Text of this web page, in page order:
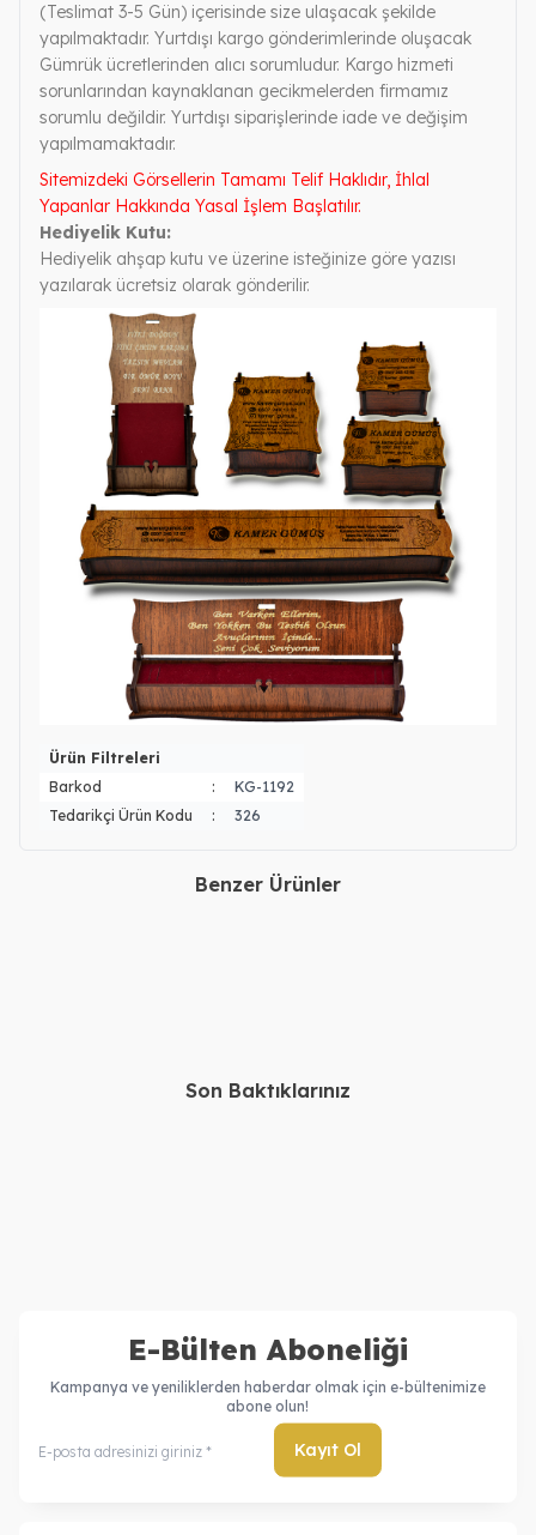
(Teslimat 3-5 Gün) içerisinde size ulaşacak şekilde
yapılmaktadır. Yurtdışı kargo gönderimlerinde oluşacak
Gümrük ücretlerinden alıcı sorumludur. Kargo hizmeti
sorunlarından kaynaklanan gecikmelerden firmamız
sorumlu değildir. Yurtdışı siparişlerinde iade ve değişim
yapılmamaktadır.
Sitemizdeki Görsellerin Tamamı Telif Haklıdır, İhlal
Yapanlar Hakkında Yasal İşlem Başlatılır.
Hediyelik Kutu:
Hediyelik ahşap kutu ve üzerine isteğinize göre yazısı
yazılarak ücretsiz olarak gönderilir.
Ürün Filtreleri
Barkod
:
KG-1192
Tedarikçi Ürün Kodu
: 326
Benzer Ürünler
Son Baktıklarınız
E-Bülten Aboneliği
Kampanya ve yeniliklerden haberdar olmak için e-bültenimize
abone olun!
Kayıt Ol